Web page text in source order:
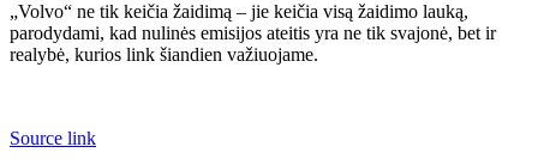
„Volvo“ ne tik keičia žaidimą – jie keičia visą žaidimo lauką,
parodydami, kad nulinės emisijos ateitis yra ne tik svajonė, bet ir
realybė, kurios link šiandien važiuojame.
Source link